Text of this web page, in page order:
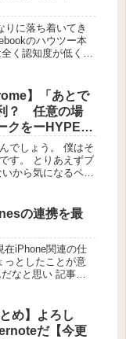
りに落ち着いてき
のハウツー本
く認知度が低く、
す。今回はそんな
と...
】「あとで
？ 任意の場
クをーHYPER-
でしょう。 僕はそ
す。 とりあえずブ
から気になるペー
の連携を最
在iPhone関連の仕
っとしたことが意
なと思い 記事に
プレビューサイト
め】よろし
だ【今更